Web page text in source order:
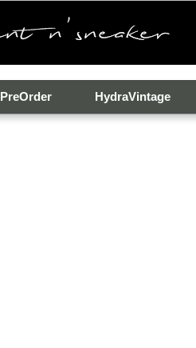
PreOrder HydraVintage